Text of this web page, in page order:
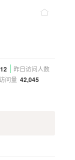
12 昨日访问人数
问量 42,045